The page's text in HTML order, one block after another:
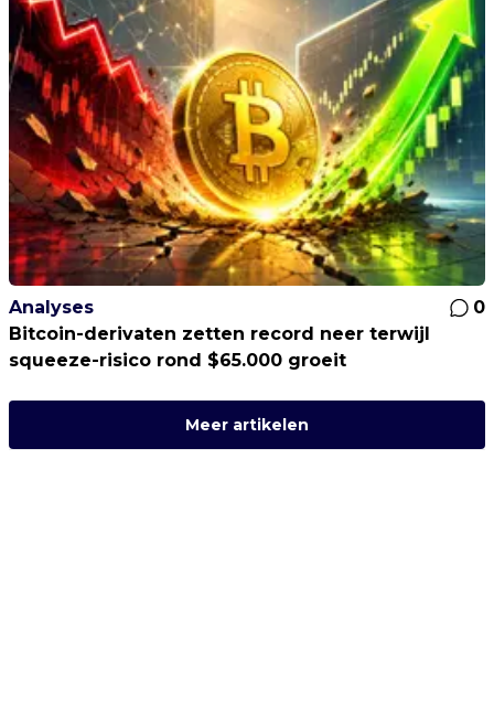
Analyses
0
Bitcoin-derivaten zetten record neer terwijl
squeeze-risico rond $65.000 groeit
Meer artikelen